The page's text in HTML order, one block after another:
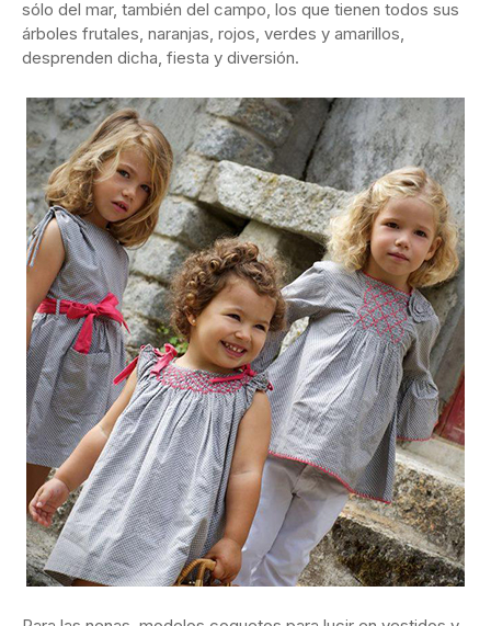
sólo del mar, también del campo, los que tienen todos sus
árboles frutales, naranjas, rojos, verdes y amarillos,
desprenden dicha, fiesta y diversión.